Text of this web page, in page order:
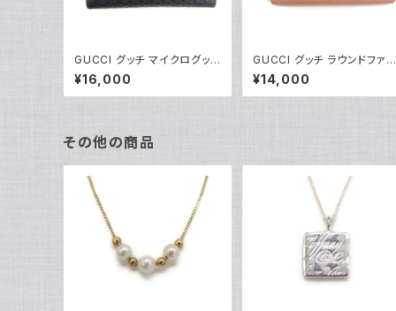
GUCCI グッチ マイクログッチ
シマレザー 3つ折 ラウンドフ
ァスナー 長財布 449364
496085 ブラック Y05068
¥16,000
GUCCI グッチ ラウンドファス
ナー長財布 インターロッキン
グG レザー ピンク 2711H
02 Y04140
¥14,000
その他の商品